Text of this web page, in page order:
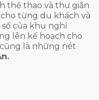
thể thao và thư giãn
từng du khách và
của khu nghỉ
lên kế hoạch cho
là những nét